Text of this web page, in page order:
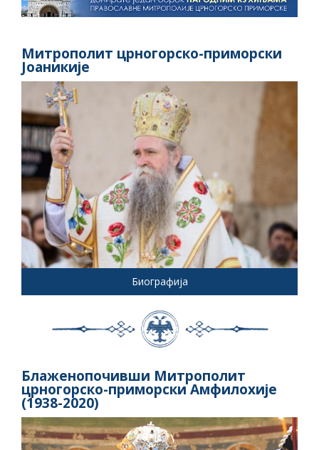
Митрополит црногорско-приморски
Јоаникије
Биографија
Блаженопочивши Митрополит
црногорско-приморски Амфилохије
(1938-2020)